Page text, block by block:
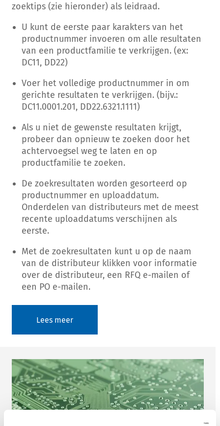
zoektips (zie hieronder) als leidraad.
U kunt de eerste paar karakters van het
productnummer invoeren om alle resultaten
van een productfamilie te verkrijgen. (ex:
DC11, DD22)
Voer het volledige productnummer in om
gerichte resultaten te verkrijgen. (bijv.:
DC11.0001.201, DD22.6321.1111)
Als u niet de gewenste resultaten krijgt,
probeer dan opnieuw te zoeken door het
achtervoegsel weg te laten en op
productfamilie te zoeken.
De zoekresultaten worden gesorteerd op
productnummer en uploaddatum.
Onderdelen van distributeurs met de meest
recente uploaddatums verschijnen als
eerste.
Met de zoekresultaten kunt u op de naam
van de distributeur klikken voor informatie
over de distributeur, een RFQ e-mailen of
een PO e-mailen.
Lees meer